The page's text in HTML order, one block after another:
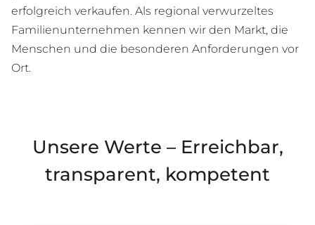
erfolgreich verkaufen. Als regional verwurzeltes
Familienunternehmen kennen wir den Markt, die
Menschen und die besonderen Anforderungen vor
Ort.
Unsere Werte – Erreichbar,
transparent, kompetent